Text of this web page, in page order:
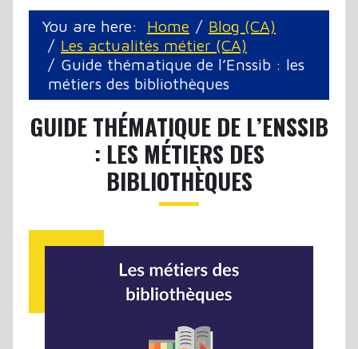
You are here: Home
Blog (CA)
Les actualités métier (CA)
Guide thématique de l’Enssib : les
métiers des bibliothèques
GUIDE THÉMATIQUE DE L’ENSSIB
: LES MÉTIERS DES
BIBLIOTHÈQUES